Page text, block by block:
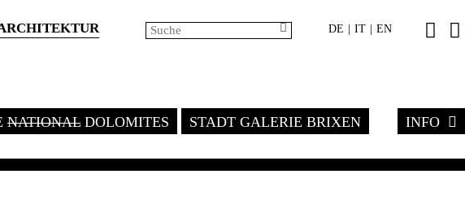
DE IT EN
NATIONAL DOLOMITES STADT GALERIE BRIXEN INFO